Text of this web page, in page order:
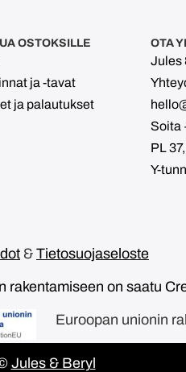
OSTOKSILLE
ja -tavat
ja palautukset
OTA
Jules
Soita
PL
Y-
& Tietosuojaseloste
rakentamiseen on saatu
Euroopan unionin
Jules & Beryl